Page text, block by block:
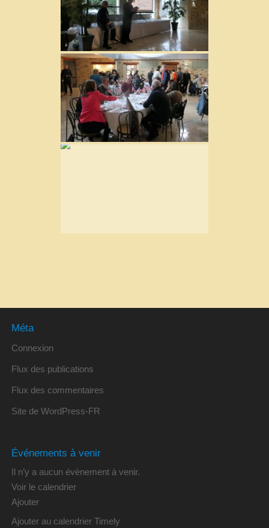
Méta
Connexion
Flux des publications
Flux des commentaires
Site de WordPress-FR
Événements à venir
Il n’y a aucun évènement à venir.
Voir le calendrier
Ajouter
Ajouter au calendrier Timely